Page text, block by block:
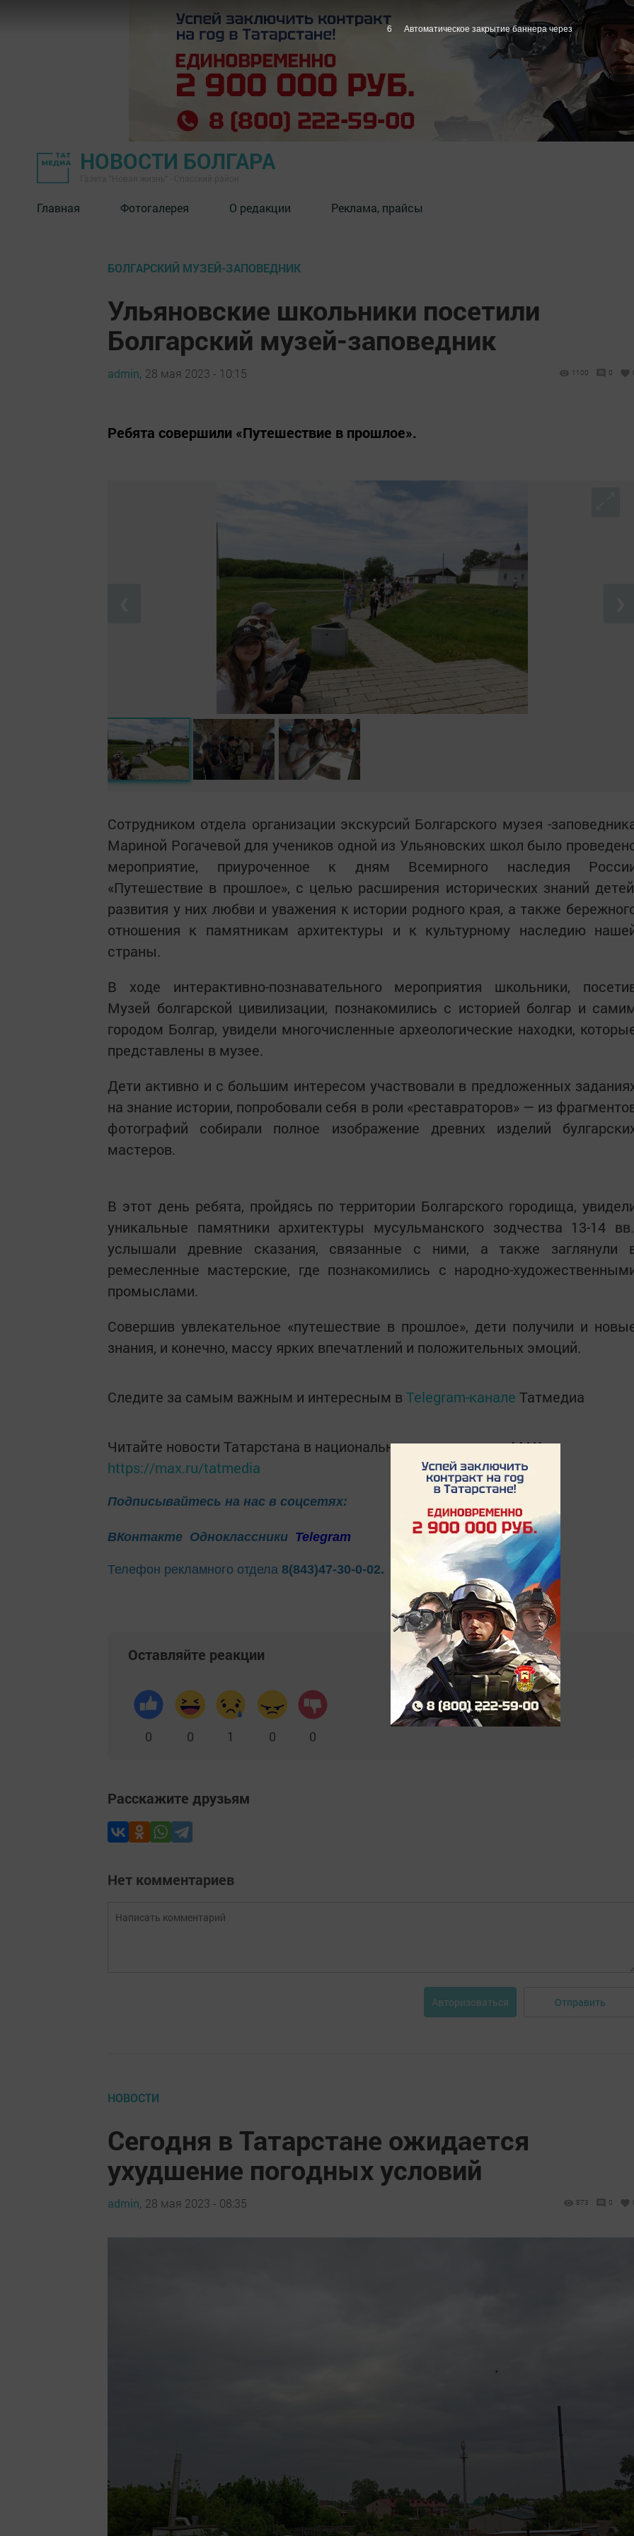
НОВОСТИ БОЛГАРА
Главная Фотогалерея О редакции Реклама, прайсы
БОЛГАРСКИЙ МУЗЕЙ-ЗАПОВЕДНИК
Ульяновские школьники посетили
Болгарский музей-заповедник
admin, 28 мая 2023 - 10:15 1100 0
Ребята совершили «Путешествие в прошлое».
Сотрудником отдела организации экскурсий Болгарского музея -
Мариной Рогачевой для учеников одной из Ульяновских школ было
мероприятие, приуроченное к дням Всемирного наследия
«Путешествие в прошлое», с целью расширения исторических знаний
развития у них любви и уважения к истории родного края, а также
отношения к памятникам архитектуры и к культурному наследию
страны.
В ходе интерактивно-познавательного мероприятия школьники,
Музей болгарской цивилизации, познакомились с историей болгар и
городом Болгар, увидели многочисленные археологические находки,
представлены в музее.
Дети активно и с большим интересом участвовали в предложенных
на знание истории, попробовали себя в роли «реставраторов» — из
фотографий собирали полное изображение древних изделий
мастеров.
В этот день ребята, пройдясь по территории Болгарского городища,
уникальные памятники архитектуры мусульманского зодчества 13-14
услышали древние сказания, связанные с ними, а также заглянули
ремесленные мастерские, где познакомились с народно-
промыслами.
Совершив увлекательное «путешествие в прошлое», дети получили и
знания, и конечно, массу ярких впечатлений и положительных эмоций.
Следите за самым важным и интересным в Telegram-канале Татмедиа
Читайте новости Татарстана в национальном мессенджере MАХ:
https://max.ru/tatmedia
Подписывайтесь на нас в соцсетях:
ВКонтакте Одноклассники Telegram
Телефон рекламного отдела 8(843)47-30-0-02.
Оставляйте реакции
0 0 1 0 0
Расскажите друзьям
Нет комментариев
Авторизоваться Отправить
НОВОСТИ
Сегодня в Татарстане ожидается
ухудшение погодных условий
admin, 28 мая 2023 - 08:35 873 0
5 Автоматическое закрытие баннера через